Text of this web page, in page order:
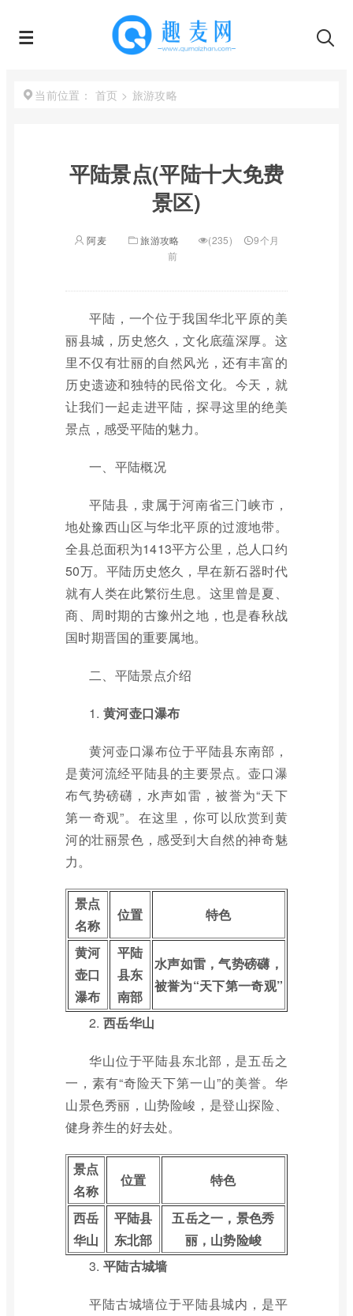
当前位置： 首页 > 旅游攻略
平陆景点(平陆十大免费
景区)
阿麦 旅游攻略 (235)
9个月
前
平陆，一个位于我国华北平原的美
丽县城，历史悠久，文化底蕴深厚。这
里不仅有壮丽的自然风光，还有丰富的
历史遗迹和独特的民俗文化。今天，就
让我们一起走进平陆，探寻这里的绝美
景点，感受平陆的魅力。
一、平陆概况
平陆县，隶属于河南省三门峡市，
地处豫西山区与华北平原的过渡地带。
全县总面积为1413平方公里，总人口约
50万。平陆历史悠久，早在新石器时代
就有人类在此繁衍生息。这里曾是夏、
商、周时期的古豫州之地，也是春秋战
国时期晋国的重要属地。
二、平陆景点介绍
1. 黄河壶口瀑布
黄河壶口瀑布位于平陆县东南部，
是黄河流经平陆县的主要景点。壶口瀑
布气势磅礴，水声如雷，被誉为“天下
第一奇观”。在这里，你可以欣赏到黄
河的壮丽景色，感受到大自然的神奇魅
力。
景点
名称
位置 特色
黄河
壶口
瀑布
平陆
县东
南部
水声如雷，气势磅礴，
被誉为“天下第一奇观”
2. 西岳华山
华山位于平陆县东北部，是五岳之
一，素有“奇险天下第一山”的美誉。华
山景色秀丽，山势险峻，是登山探险、
健身养生的好去处。
景点
名称
位置 特色
西岳
华山
平陆县
东北部
五岳之一，景色秀
丽，山势险峻
3. 平陆古城墙
平陆古城墙位于平陆县城内，是平